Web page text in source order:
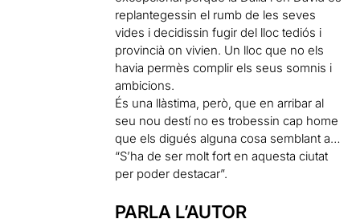
replantegessin el rumb de les seves
vides i decidissin fugir del lloc tediós i
provincià on vivien. Un lloc que no els
havia permès complir els seus somnis i
ambicions.
És una llàstima, però, que en arribar al
seu nou destí no es trobessin cap home
que els digués alguna cosa semblant a…
“S’ha de ser molt fort en aquesta ciutat
per poder destacar”.
PARLA L’AUTOR